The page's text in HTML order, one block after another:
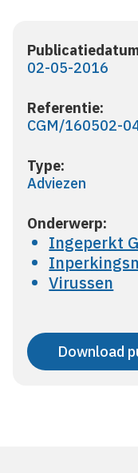
02-05-2016
Referentie:
CGM/160502-
Type:
Adviezen
Onderwerp:
Ingeperkt
Virussen
Download